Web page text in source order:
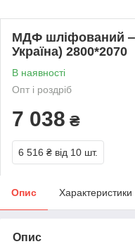
МДФ шліфований ‒
Україна) 2800*2070
В наявності
Опт і роздріб
7 038 ₴
6 516 ₴ від 10 шт.
Опис Характеристики
Опис